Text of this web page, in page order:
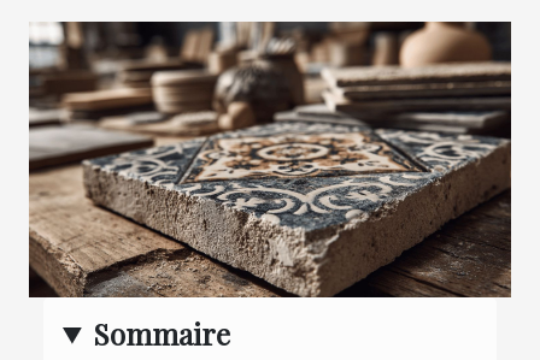
Sommaire